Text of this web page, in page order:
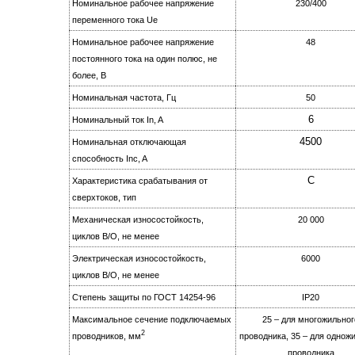
Номинальное рабочее напряжение
переменного тока Ue
230/400
Номинальное рабочее напряжение
постоянного тока на oдин полюс, не
более, B
48
Номинальная частота, Гц 50
Номинальный ток In, A 6
Номинальная отключающая
способность Inc, A
4500
Характеристика срабатывания от
сверхтоков, тип
C
Механическая износостойкость,
циклов B/О, не менее
20 000
Электрическая изноcoстойкость,
циклов B/О, не менее
6000
Степень защиты по ГОСТ 14254-96 IР20
Максимальное сечение подключаемых
проводников, мм2
25 – для
проводника, 35 – для
проводника